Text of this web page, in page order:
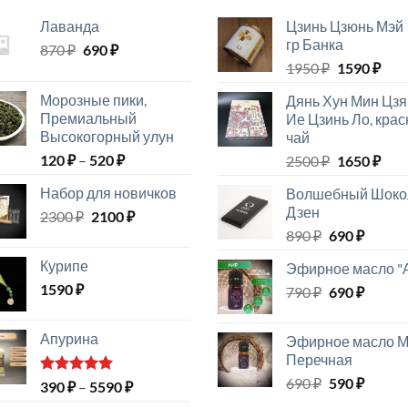
Лаванда
870₽ Первоначальная
870 ₽.
690₽Текущая
Морозные пики,
Премиальный
Высокогорный улун
120₽ – 520₽Диапазон
120 ₽
–
Набор для новичков
2300₽ Первоначальная
2100₽Текущая
Курипе
1590₽
Апурина
Оценка
390₽ – 5590₽Диапазон
Цзинь Цзюнь Мэй
гр Банка
1950₽
1950 ₽.
1590₽
Дянь Хун Мин
Ие Цзинь Ло,
чай
2500₽ 1650₽
Волшебный
Дзен
890₽
составляла
890 ₽.
690₽
690 ₽.
Эфирное масло
790₽
790 ₽.
690₽
Эфирное масло
Перечная
690₽ 590₽